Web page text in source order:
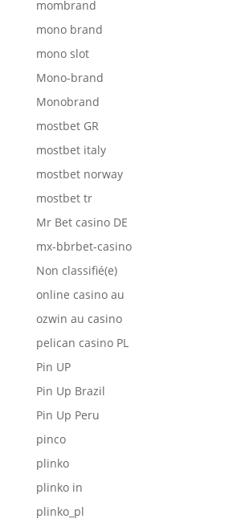
mombrand
mono brand
mono slot
Mono-brand
Monobrand
mostbet GR
mostbet italy
mostbet norway
mostbet tr
Mr Bet casino DE
mx-bbrbet-casino
Non classifié(e)
online casino au
ozwin au casino
pelican casino PL
Pin UP
Pin Up Brazil
Pin Up Peru
pinco
plinko
plinko in
plinko_pl